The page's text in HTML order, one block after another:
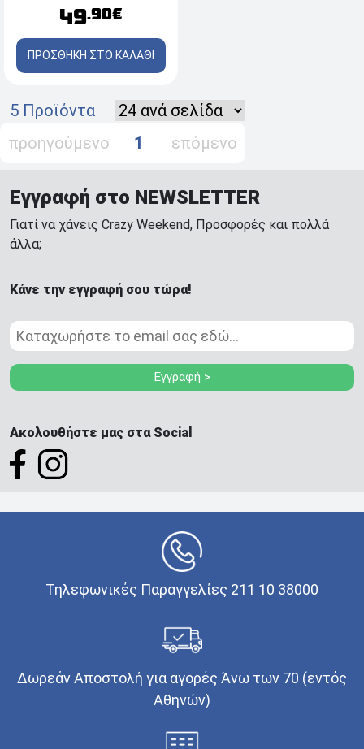
49.90€
ΠΡΟΣΘΗΚΗ ΣΤΟ ΚΑΛΑΘΙ
5 Προϊόντα
προηγούμενο
1 επόμενο
Εγγραφή στο NEWSLETTER
Γιατί να χάνεις Crazy Weekend, Προσφορές και πολλά
άλλα;
Κάνε την εγγραφή σου τώρα!
Εγγραφή >
Ακολουθήστε μας στα Social
Τηλεφωνικές Παραγγελίες 211 10 38000
Δωρεάν Αποστολή για αγορές Άνω των 70 (εντός
Αθηνών)